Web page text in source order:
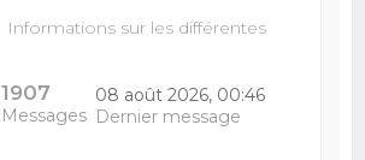
Informations sur les différentes
1907
Messages
08 août 2026, 00:46
Dernier message